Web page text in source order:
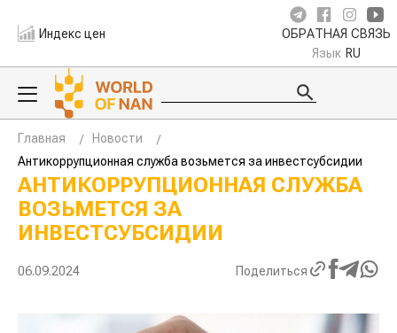
Индекс цен ОБРАТНАЯ СВЯЗЬ
Язык RU
Главная
Новости
Антикоррупционная служба возьмется за инвестсубсидии
АНТИКОРРУПЦИОННАЯ СЛУЖБА
ВОЗЬМЕТСЯ ЗА
ИНВЕСТСУБСИДИИ
06.09.2024 Поделиться